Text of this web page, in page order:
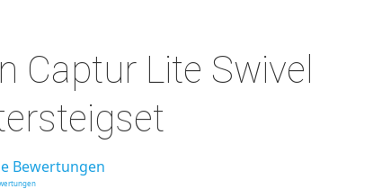
Captur Lite Swivel
Bewertungen